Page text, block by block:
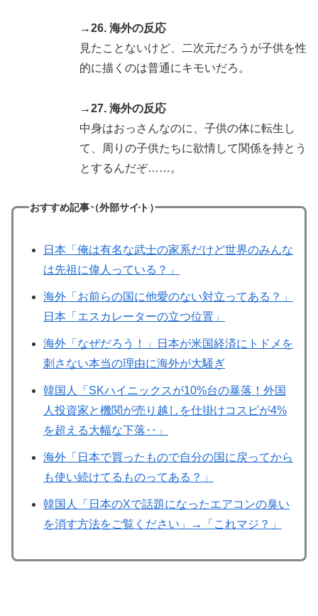
→26. 海外の反応
見たことないけど、二次元だろうが子供を性
的に描くのは普通にキモいだろ。
→27. 海外の反応
中身はおっさんなのに、子供の体に転生し
て、周りの子供たちに欲情して関係を持とう
とするんだぞ……。
おすすめ記事（外部サイト）
日本「俺は有名な武士の家系だけど世界のみんな
は先祖に偉人っている？」
海外「お前らの国に他愛のない対立ってある？」
日本「エスカレーターの立つ位置」
海外「なぜだろう！」日本が米国経済にトドメを
刺さない本当の理由に海外が大騒ぎ
韓国人「SKハイニックスが10%台の暴落！外国
人投資家と機関が売り越しを仕掛けコスピが4%
を超える大幅な下落‥」
海外「日本で買ったもので自分の国に戻ってから
も使い続けてるものってある？」
韓国人「日本のXで話題になったエアコンの臭い
を消す方法をご覧ください」→「これマジ？」